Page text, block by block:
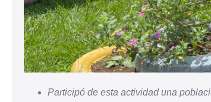
Participó de esta actividad una